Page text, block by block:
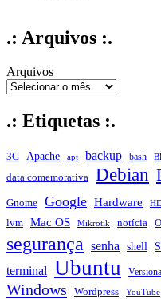
.: Arquivos :.
Arquivos
.: Etiquetas :.
3G Apache apt backup bash
data comemorativa Debian
Gnome Google Hardware
lvm Mac OS Mikrotik notícia
segurança senha shell
terminal Ubuntu
Windows Wordpress YouTube